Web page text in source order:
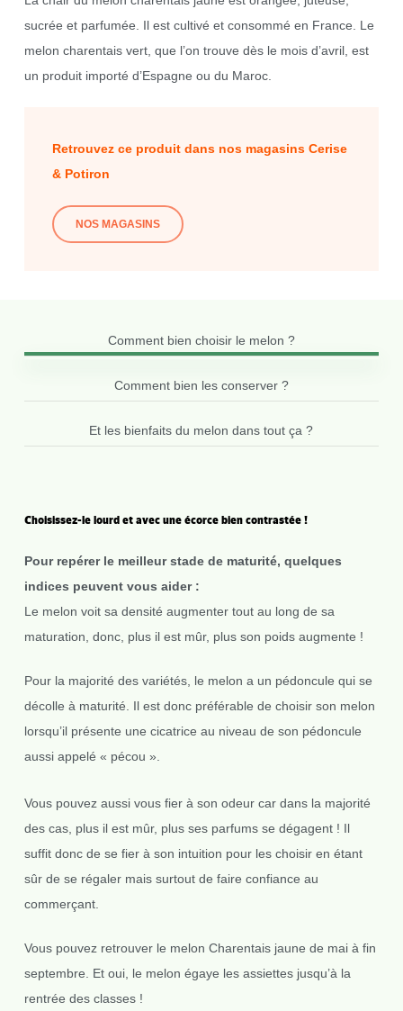
sucrée et parfumée. Il est cultivé et consommé en France. Le
melon charentais vert, que l’on trouve dès le mois d’avril, est
un produit importé d’Espagne ou du Maroc.
Retrouvez ce produit dans nos magasins Cerise
& Potiron
NOS MAGASINS
Comment bien choisir le melon ?
Comment bien les conserver ?
Et les bienfaits du melon dans tout ça ?
Choisissez-le lourd et avec une écorce bien contrastée !
Pour repérer le meilleur stade de maturité, quelques
indices peuvent vous aider :
Le melon voit sa densité augmenter tout au long de sa
maturation, donc, plus il est mûr, plus son poids augmente !
Pour la majorité des variétés, le melon a un pédoncule qui se
décolle à maturité. Il est donc préférable de choisir son melon
lorsqu’il présente une cicatrice au niveau de son pédoncule
aussi appelé « pécou ».
Vous pouvez aussi vous fier à son odeur car dans la majorité
des cas, plus il est mûr, plus ses parfums se dégagent ! Il
suffit donc de se fier à son intuition pour les choisir en étant
sûr de se régaler mais surtout de faire confiance au
commerçant.
Vous pouvez retrouver le melon Charentais jaune de mai à fin
septembre. Et oui, le melon égaye les assiettes jusqu’à la
rentrée des classes !